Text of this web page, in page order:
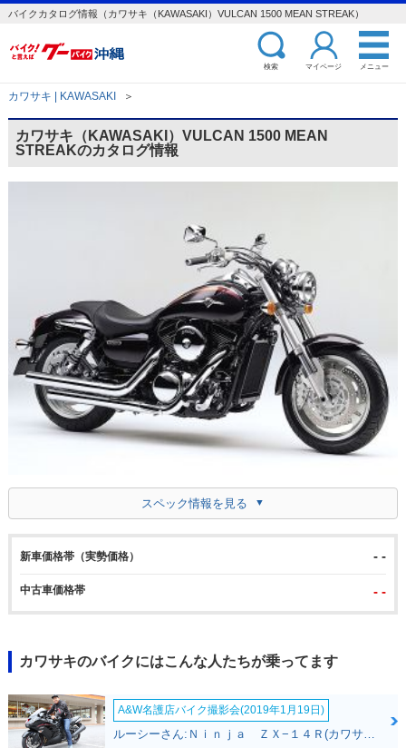
バイクカタログ情報（カワサキ（KAWASAKI）VULCAN 1500 MEAN STREAK）
検索 マイページ メニュー
カワサキ | KAWASAKI ＞
カワサキ（KAWASAKI）VULCAN 1500 MEAN
STREAKのカタログ情報
スペック情報を見る
新車価格帯（実勢価格） - -
中古車価格帯 - -
カワサキのバイクにはこんな人たちが乗ってます
A&W名護店バイク撮影会(2019年1月19日)
ルーシーさん:Ｎｉｎｊａ ＺＸ−１４Ｒ(カワサキ)